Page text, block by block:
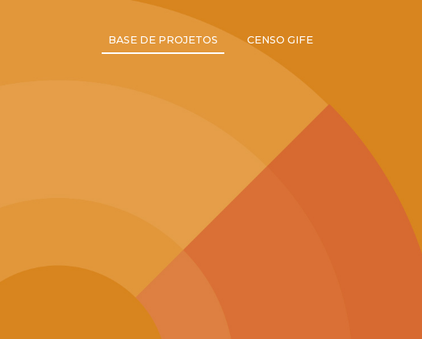
BASE DE PROJETOS CENSO GIFE